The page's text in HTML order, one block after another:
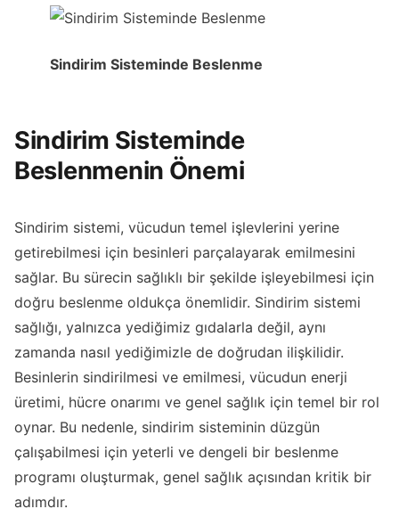
Sindirim Sisteminde Beslenme
Sindirim Sisteminde
Beslenmenin Önemi
Sindirim sistemi, vücudun temel işlevlerini yerine
getirebilmesi için besinleri parçalayarak emilmesini
sağlar. Bu sürecin sağlıklı bir şekilde işleyebilmesi için
doğru beslenme oldukça önemlidir. Sindirim sistemi
sağlığı, yalnızca yediğimiz gıdalarla değil, aynı
zamanda nasıl yediğimizle de doğrudan ilişkilidir.
Besinlerin sindirilmesi ve emilmesi, vücudun enerji
üretimi, hücre onarımı ve genel sağlık için temel bir rol
oynar. Bu nedenle, sindirim sisteminin düzgün
çalışabilmesi için yeterli ve dengeli bir beslenme
programı oluşturmak, genel sağlık açısından kritik bir
adımdır.